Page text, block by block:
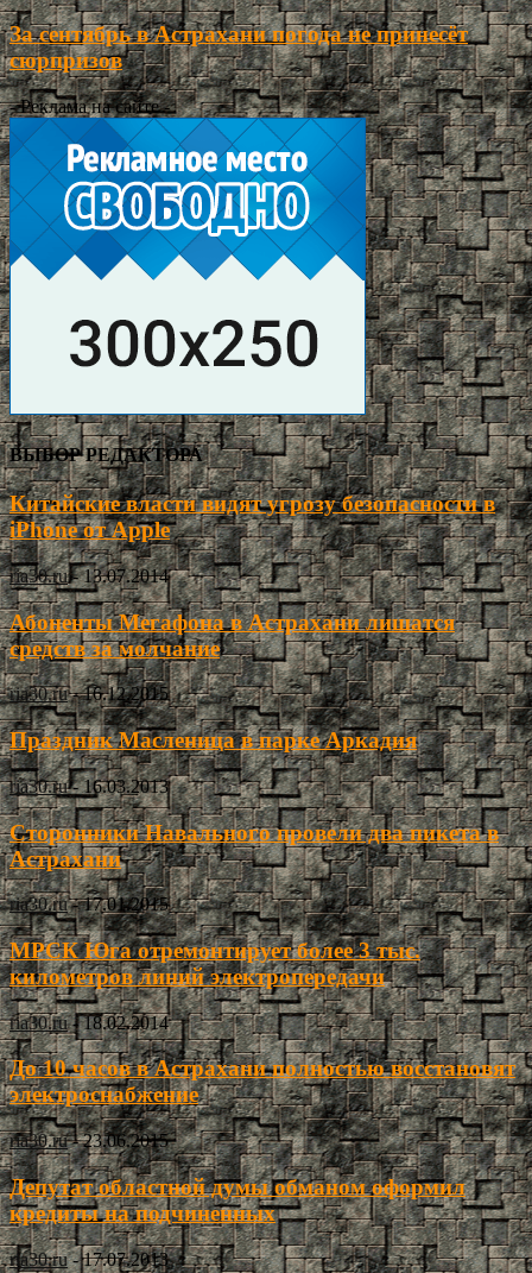
За сентябрь в Астрахани погода не принесёт
сюрпризов
- Реклама на сайте -
ВЫБОР РЕДАКТОРА
Китайские власти видят угрозу безопасности в
iPhone от Apple
ria30.ru - 13.07.2014
Абоненты Мегафона в Астрахани лишатся
средств за молчание
ria30.ru - 16.12.2015
Праздник Масленица в парке Аркадия
ria30.ru - 16.03.2013
Сторонники Навального провели два пикета в
Астрахани
ria30.ru - 17.01.2015
МРСК Юга отремонтирует более 3 тыс.
километров линий электропередачи
ria30.ru - 18.02.2014
До 10 часов в Астрахани полностью восстановят
электроснабжение
ria30.ru - 23.06.2015
Депутат областной думы обманом оформил
кредиты на подчиненных
ria30.ru - 17.07.2013